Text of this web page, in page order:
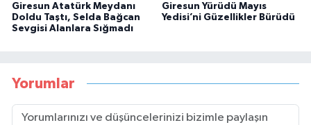
Giresun Atatürk Meydanı
Doldu Taştı, Selda Bağcan
Sevgisi Alanlara Sığmadı
Giresun Yürüdü Mayıs
Yedisi’ni Güzellikler Bürüdü
Yorumlar